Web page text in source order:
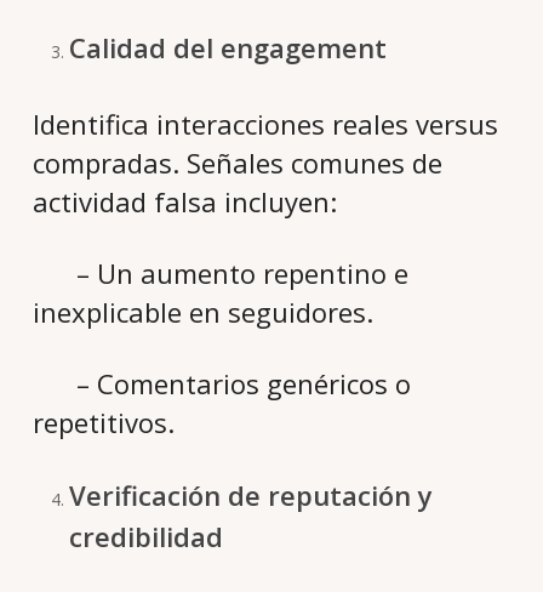
Calidad del engagement
Identifica interacciones reales versus
compradas. Señales comunes de
actividad falsa incluyen:
– Un aumento repentino e
inexplicable en seguidores.
– Comentarios genéricos o
repetitivos.
Verificación de reputación y
credibilidad